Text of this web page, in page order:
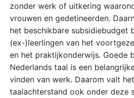
zonder werk of uitkering
vrouwen en gedetineerden.
het beschikbare subsidiebudget
(ex-)leerlingen van het
en het praktijkonderwijs. Goede
Nederlands taal is een
vinden van werk. Daarom valt
taalachterstand ook onder deze